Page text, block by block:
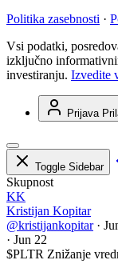
Politika zasebnosti ·
Vsi podatki,
izključno
investiranju. Izvedite
Prijava
Toggle Sidebar
Skupnost
KK
Kristijan Kopitar
@kristijankopitar ·
· Jun 22
$PLTR Znižanje